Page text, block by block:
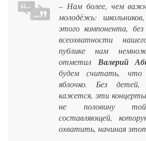
– Нам более, чем
молодёжь:
этого компонента,
всеохватности
публике нам
отметил Валерий
будем считать,
яблочко. Без
кажется, эти
не половину той
составляющей,
охватить, начиная